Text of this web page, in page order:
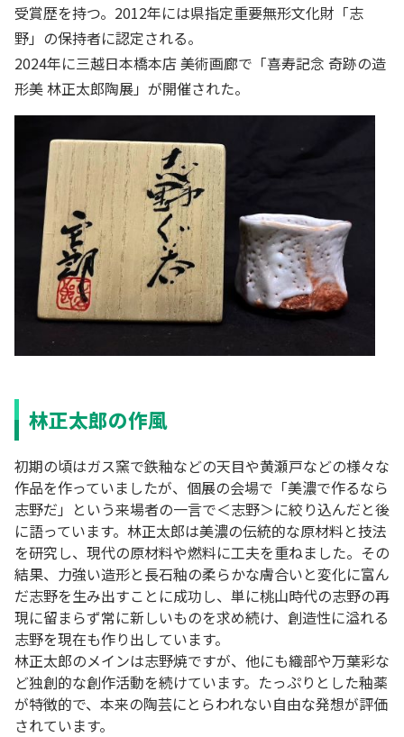
受賞歴を持つ。2012年には県指定重要無形文化財「志
野」の保持者に認定される。
2024年に三越日本橋本店 美術画廊で「喜寿記念 奇跡の造
形美 林正太郎陶展」が開催された。
林正太郎の作風
初期の頃はガス窯で鉄釉などの天目や黄瀬戸などの様々な
作品を作っていましたが、個展の会場で「美濃で作るなら
志野だ」という来場者の一言で＜志野＞に絞り込んだと後
に語っています。林正太郎は美濃の伝統的な原材料と技法
を研究し、現代の原材料や燃料に工夫を重ねました。その
結果、力強い造形と長石釉の柔らかな膚合いと変化に富ん
だ志野を生み出すことに成功し、単に桃山時代の志野の再
現に留まらず常に新しいものを求め続け、創造性に溢れる
志野を現在も作り出しています。
林正太郎のメインは志野焼ですが、他にも織部や万葉彩な
ど独創的な創作活動を続けています。たっぷりとした釉薬
が特徴的で、本来の陶芸にとらわれない自由な発想が評価
されています。